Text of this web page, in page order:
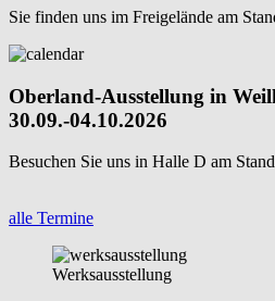
Sie finden uns im Freigelände am
Oberland-Ausstellung in
30.09.-04.10.2026
Besuchen Sie uns in Halle D am
alle Termine
Werksausstellung